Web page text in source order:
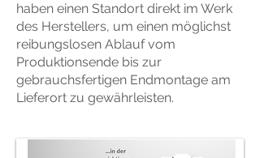
haben einen Standort direkt im Werk
des Herstellers, um einen möglichst
reibungslosen Ablauf vom
Produktionsende bis zur
gebrauchsfertigen Endmontage am
Lieferort zu gewährleisten.